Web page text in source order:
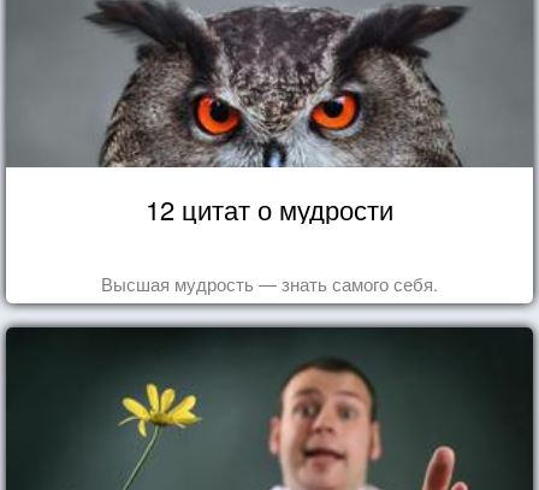
12 цитат о мудрости
Высшая мудрость — знать самого себя.